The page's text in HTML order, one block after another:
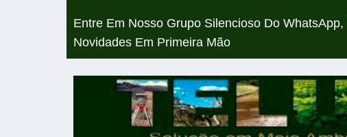
Entre Em Nosso Grupo Silencioso Do
Novidades Em Primeira Mão